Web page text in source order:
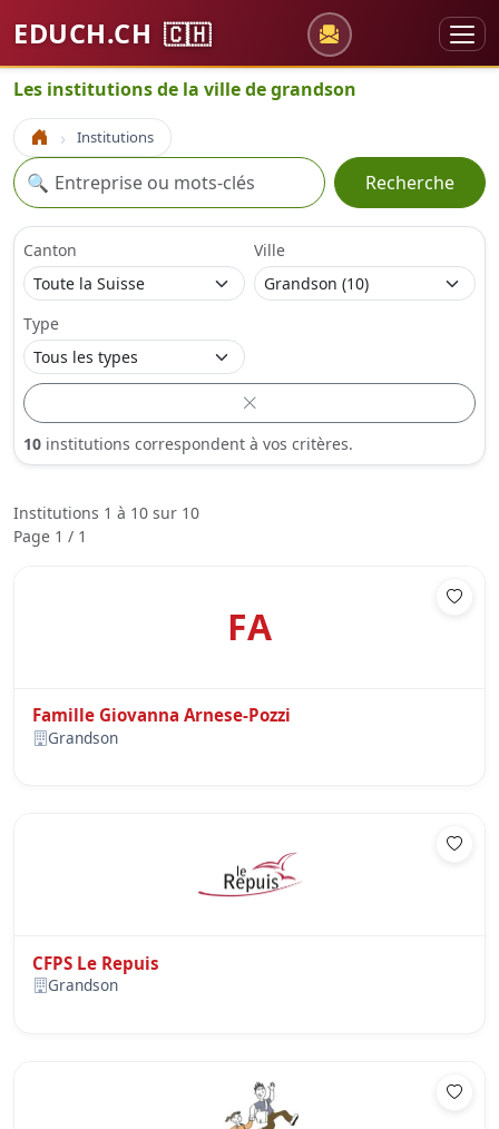
EDUCH.CH 🇨🇭
Les institutions de la ville de grandson
Accueil Institutions
Recherche
🔍 Recherche
Canton Ville
Type
10 institutions correspondent à vos critères.
Institutions 1 à 10 sur 10
Page 1 / 1
FA
Famille Giovanna Arnese-Pozzi
Grandson
CFPS Le Repuis
Grandson